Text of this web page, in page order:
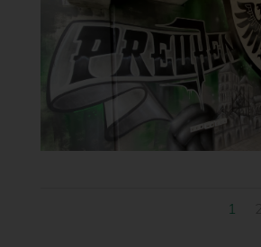
1